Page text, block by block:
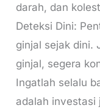
darah, dan
Deteksi Dini:
ginjal sejak dini.
ginjal, segera
Ingatlah selalu
adalah investasi